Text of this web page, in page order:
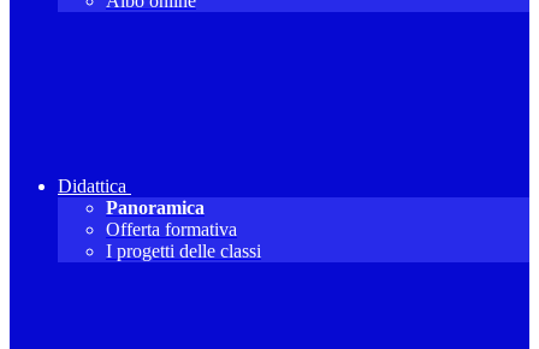
Didattica
Panoramica
Offerta formativa
I progetti delle classi